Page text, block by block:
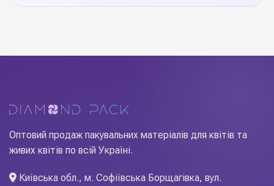
Оптовий продаж пакувальних матеріалів для квітів та
живих квітів по всій Україні.
Київська обл., м. Софіївська Борщагівка, вул.